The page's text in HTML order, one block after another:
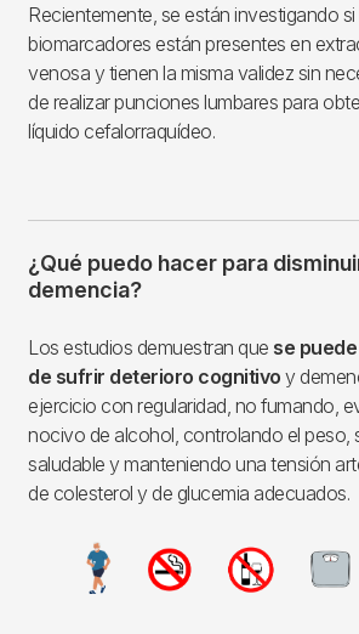
Recientemente, se están investigando
biomarcadores están presentes en
venosa y tienen la misma validez sin
de realizar punciones lumbares para
líquido cefalorraquídeo.
¿Qué puedo hacer para
demencia?
Los estudios demuestran que se
de sufrir deterioro cognitivo y
ejercicio con regularidad, no fumando,
nocivo de alcohol, controlando el peso,
saludable y manteniendo una tensión
de colesterol y de glucemia adecuados.
Imagen